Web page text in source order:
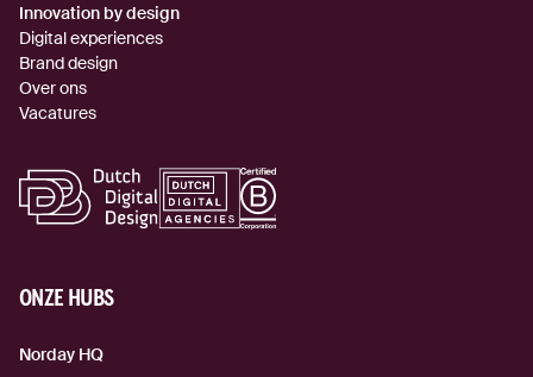
Innovation by design
Digital experiences
Brand design
Over ons
Vacatures
ONZE HUBS
Norday HQ